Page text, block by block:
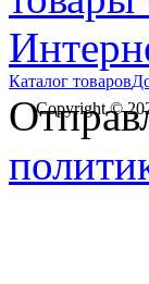
Каталог товаров
Copyright ©